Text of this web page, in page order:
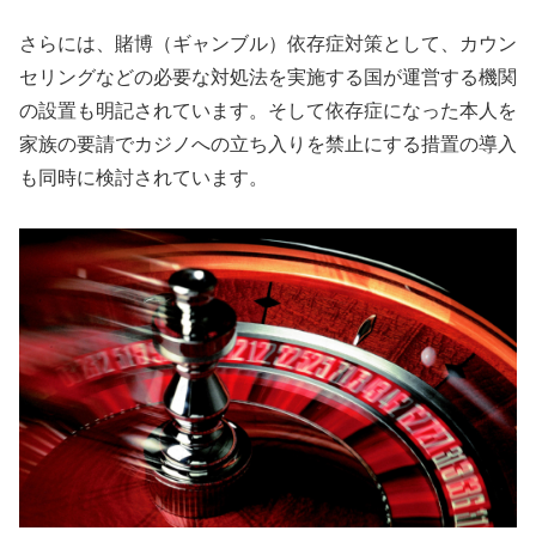
さらには、賭博（ギャンブル）依存症対策として、カウン
セリングなどの必要な対処法を実施する国が運営する機関
の設置も明記されています。そして依存症になった本人を
家族の要請でカジノへの立ち入りを禁止にする措置の導入
も同時に検討されています。